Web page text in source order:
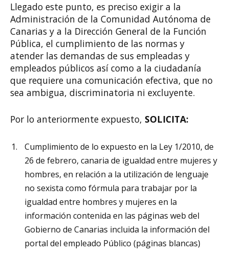
Llegado este punto, es preciso exigir a la
Administración de la Comunidad Autónoma de
Canarias y a la Dirección General de la Función
Pública, el cumplimiento de las normas y
atender las demandas de sus empleadas y
empleados públicos así como a la ciudadanía
que requiere una comunicación efectiva, que no
sea ambigua, discriminatoria ni excluyente.
Por lo anteriormente expuesto, SOLICITA:
Cumplimiento de lo expuesto en la Ley 1/2010, de
26 de febrero, canaria de igualdad entre mujeres y
hombres, en relación a la utilización de lenguaje
no sexista como fórmula para trabajar por la
igualdad entre hombres y mujeres en la
información contenida en las páginas web del
Gobierno de Canarias incluida la información del
portal del empleado Público (páginas blancas)